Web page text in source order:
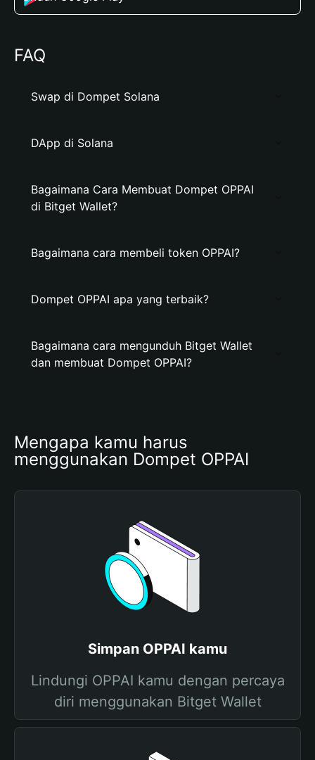
FAQ
Swap di Dompet Solana
DApp di Solana
Bagaimana Cara Membuat Dompet OPPAI
di Bitget Wallet?
Bagaimana cara membeli token OPPAI?
Dompet OPPAI apa yang terbaik?
Bagaimana cara mengunduh Bitget Wallet
dan membuat Dompet OPPAI?
Mengapa kamu harus
menggunakan Dompet OPPAI
Simpan OPPAI kamu
Lindungi OPPAI kamu dengan percaya
diri menggunakan Bitget Wallet